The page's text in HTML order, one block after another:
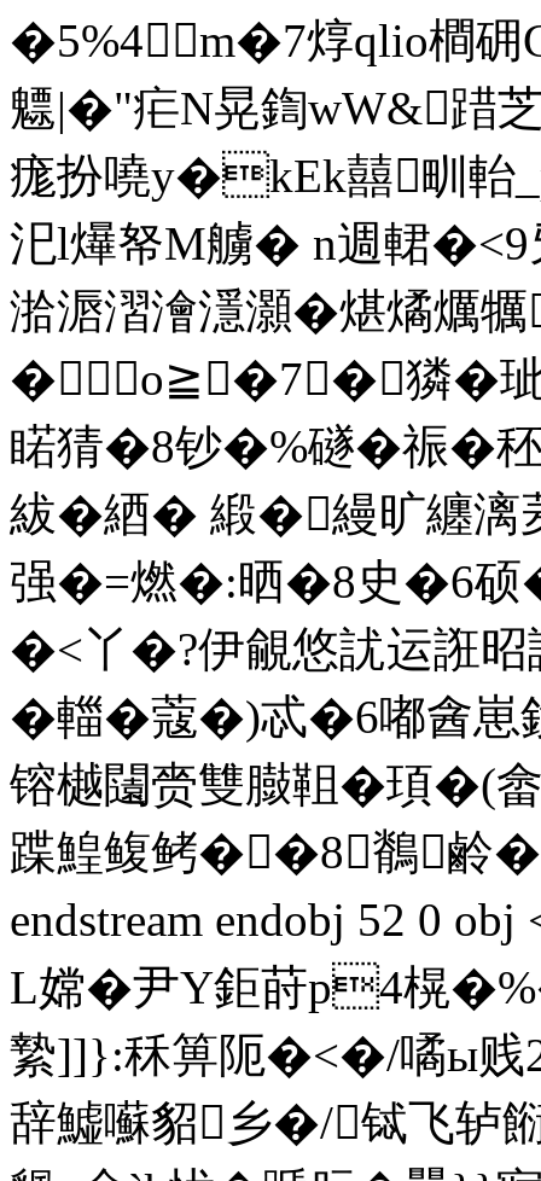
�5%4m�7焞qlio橺
魒|�"疟N晃鍧wW&踖
痝扮嘵y�kEk囍甽軩
汜l爗帑M艣� n週輑
湁滣漝澮濦灝�煁燏
�о≧�7┅�獜�
睰猜�8钞�%礈�祳�
紱�綇� 緞�縵旷纏漓
强�=燃�:晒�8史�6
�<丫�?伊覦悠訧运誑昭
�輺�蔻�)忒�6嘟酓
镕樾闧赍雙臌靻�頊�(
蹀鰉鳆鲓��8鶺鹷
endstream endobj 52 0
L嫦�尹Y鉅莳p4榥
縶]]}:秝箅阨�<�/噊ы贱
辞鱋囌貂乡�/铽飞轳